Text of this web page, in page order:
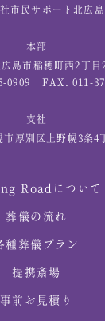
市民サポート北広島
本部
島市稲穂町西2丁目
0909
FAX. 011-
支社
市厚別区上野幌3条4
Roadについて
葬儀の流れ
種葬儀プラン
提携斎場
事前お見積り